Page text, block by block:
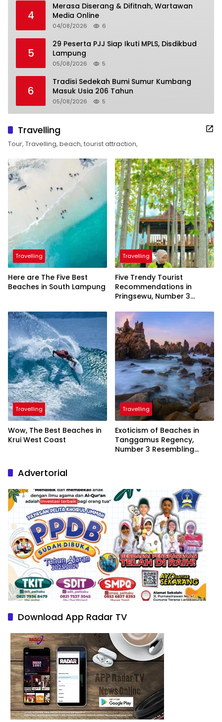
4
Merasa Diserang & Difitnah, Wartawan
Media Online
04/08/2026 6
5
29 Peserta PJJ Siap Ikuti MPLS, Disdikbud
Lampung
05/08/2026 5
6
Tradisi Sedekah Bumi Sumur Kumbang
Masuk Usia 206 Tahun
05/08/2026 5
Travelling
Tour, Travelling, beach, tourist attraction,
Travelling
Here are The Five Best
Beaches in South Lampung
Travelling
Five Trendy Tourist
Recommendations in
Pringsewu, Number 3
President
Travelling
Wow, The Best Beaches in
Krui West Coast
Travelling
Exoticism of Beaches in
Tanggamus Regency,
Number 3 Resembling
Advertorial
Download App Radar TV